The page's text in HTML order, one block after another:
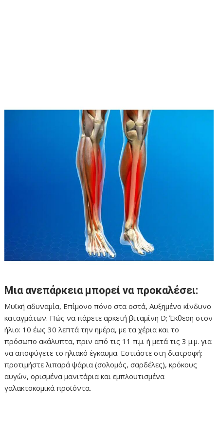
Μια ανεπάρκεια μπορεί να προκαλέσει:
Μυϊκή αδυναμία, Επίμονο πόνο στα οστά, Αυξημένο κίνδυνο
καταγμάτων. Πώς να πάρετε αρκετή βιταμίνη D; Έκθεση στον
ήλιο: 10 έως 30 λεπτά την ημέρα, με τα χέρια και το
πρόσωπο ακάλυπτα, πριν από τις 11 π.μ. ή μετά τις 3 μ.μ. για
να αποφύγετε το ηλιακό έγκαυμα. Εστιάστε στη διατροφή:
προτιμήστε λιπαρά ψάρια (σολομός, σαρδέλες), κρόκους
αυγών, ορισμένα μανιτάρια και εμπλουτισμένα
γαλακτοκομικά προϊόντα.